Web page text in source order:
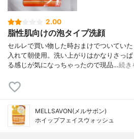
2.00
脂性肌向けの泡タイプ洗顔
セルレで買い物した時おまけでついてい
入れて朝使用。洗い上がりはかなりさっ
る感じが気になっちゃったので現品…続き
MELLSAVON(メルサボン)
ホイップフェイスウォッシュ